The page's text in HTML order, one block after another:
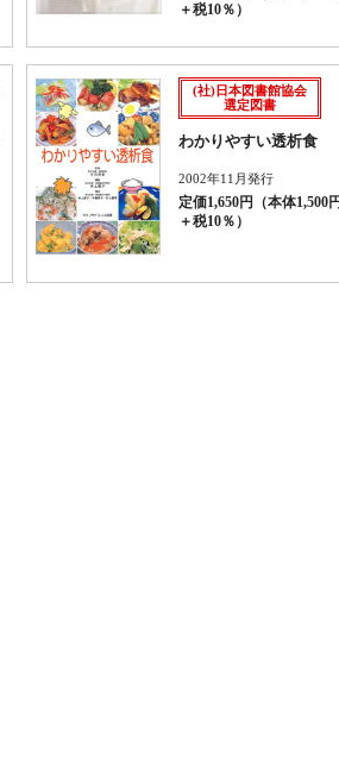
＋税10％）
(社)日本図書館協会
選定図書
わかりやすい透析食
2002年11月発行
定価1,650円（本体1,500円
＋税10％）